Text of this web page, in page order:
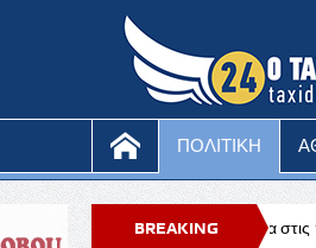
ΠΟΛΙΤΙΚΗ
BREAKING
– Άγιαξ σήμερα στις 15:30 Cap St